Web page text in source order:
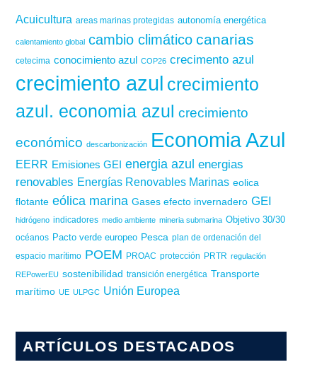
Acuicultura areas marinas protegidas autonomía energética
calentamiento global cambio climático canarias
cetecima conocimiento azul COP26 crecimento azul
crecimiento azul crecimiento
azul. economia azul crecimiento
económico descarbonización Economia Azul
EERR Emisiones GEI energia azul energias
renovables Energías Renovables Marinas eolica
flotante eólica marina Gases efecto invernadero GEI
hidrógeno indicadores medio ambiente mineria submarina Objetivo 30/30
océanos Pacto verde europeo Pesca plan de ordenación del
espacio marítimo POEM PROAC protección PRTR regulación
REPowerEU sostenibilidad transición energética Transporte
marítimo UE ULPGC Unión Europea
ARTÍCULOS DESTACADOS